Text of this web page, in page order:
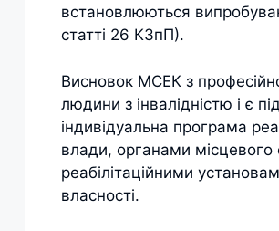
встановлюються
статті 26 КЗпП).
Висновок МСЕК з
людини з інвалідністю і є
індивідуальна програма
влади, органами
реабілітаційними
власності.